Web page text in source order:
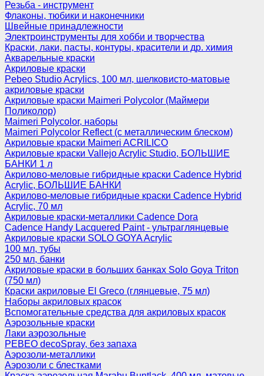
Резьба - инструмент
Флаконы, тюбики и наконечники
Швейные принадлежности
Электроинструменты для хобби и творчества
Краски, лаки, пасты, контуры, красители и др. химия
Акварельные краски
Акриловые краски
Pebeo Studio Acrylics, 100 мл, шелковисто-матовые
акриловые краски
Акриловые краски Maimeri Polycolor (Маймери
Поликолор)
Maimeri Polycolor, наборы
Maimeri Polycolor Reflect (с металлическим блеском)
Акриловые краски Maimeri ACRILICO
Акриловые краски Vallejo Acrylic Studio, БОЛЬШИЕ
БАНКИ 1 л
Акрилово-меловые гибридные краски Cadence Hybrid
Acrylic, БОЛЬШИЕ БАНКИ
Акрилово-меловые гибридные краски Cadence Hybrid
Acrylic, 70 мл
Акриловые краски-металлики Cadence Dora
Cadence Handy Lacquered Paint - ультраглянцевые
Акриловые краски SOLO GOYA Acrylic
100 мл, тубы
250 мл, банки
Акриловые краски в больших банках Solo Goya Triton
(750 мл)
Краски акриловые El Greco (глянцевые, 75 мл)
Наборы акриловых красок
Вспомогательные средства для акриловых красок
Аэрозольные краски
Лаки аэрозольные
PEBEO decoSpray, без запаха
Аэрозоли-металлики
Аэрозоли с блестками